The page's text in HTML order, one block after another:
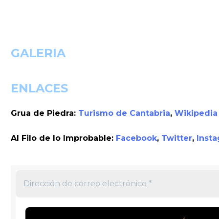
GALERIA
ENLACES
Grua de Piedra: Turismo de Cantabria, Wikipedia
Al Filo de lo Improbable: Facebook, Twitter,